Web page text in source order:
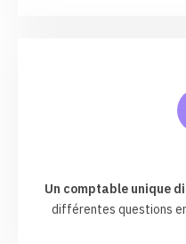
Un comptable unique
différentes questions